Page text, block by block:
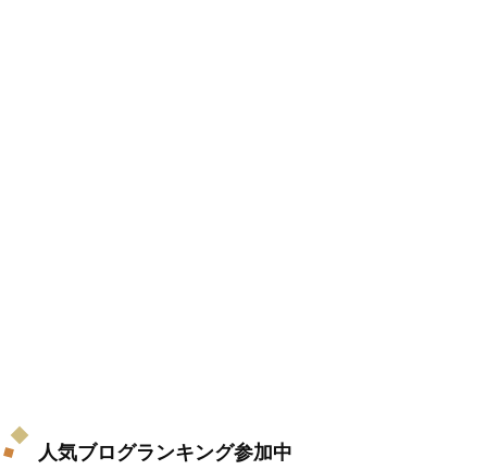
人気ブログランキング参加中